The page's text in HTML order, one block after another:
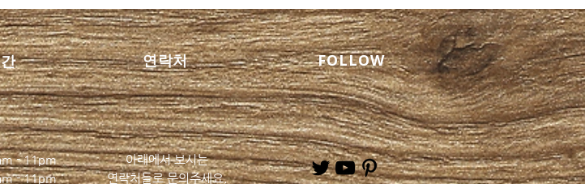
합니다 이점을
마사지 준테라
최고의 선택
함평타이 마사지 서비스를 위
한 일본인 마사지 비즈니스 트
립: 트렌디스파 출장 안마로 스
트레스 해소하기
...
연락처 FOLLOW
- 11pm
- 11pm
아래에서 보시는
​연락처들로 문의주세요.